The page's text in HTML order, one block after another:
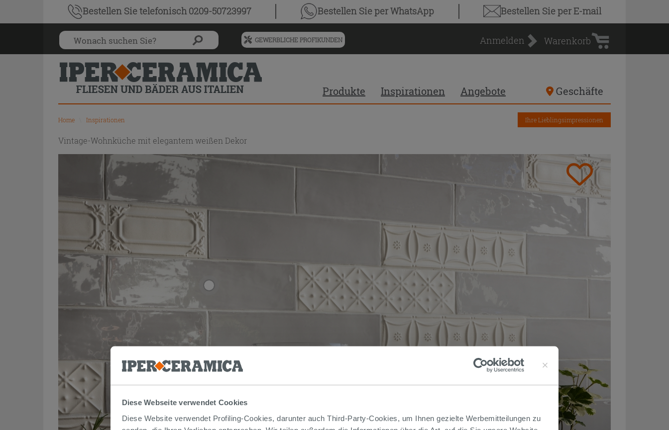
Diese Webseite verwendet Cookies
Diese Website verwendet Profiling-Cookies, darunter auch Third-Party-Cookies, um Ihnen gezielte Werbemitteilungen zu
Bestellen Sietelefonisch 0209-50723997 Bestellen Sieper WhatsApp Bestellen Sieper E-mail
Menü
für
vorgeschlagenen
Siteinhalt
und
Suchprotokoll
GEWERBLICHE PROFIKUNDEN Anmelden
Warenkorb
Warenkorb
Produkte Inspirationen Angebote Geschäfte
Home Inspirationen Ihre Lieblingsimpressionen
Vintage-Wohnküche mit elegantem weißen Dekor